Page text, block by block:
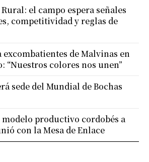
el campo espera señales
competitividad y reglas de
de Malvinas en
“Nuestros colores nos unen”
sede del Mundial de Bochas
productivo cordobés a
con la Mesa de Enlace